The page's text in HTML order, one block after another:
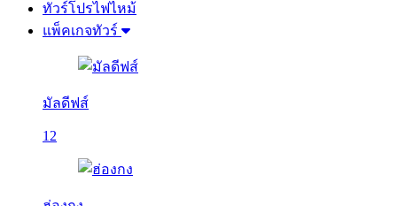
ทัวร์โปรไฟไหม้
แพ็คเกจทัวร์
มัลดีฟส์
12